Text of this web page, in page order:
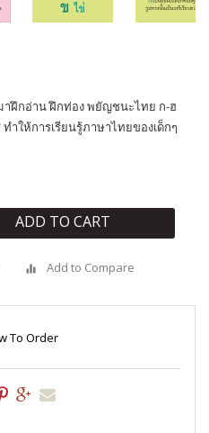
ฝึกอ่าน ฝึกท่อง พยัญชนะไทย ก-ฮ
ให้การเรียนรู้ภาษาไทยของเด็กๆ
ADD TO CART
Add to Compare
To Order